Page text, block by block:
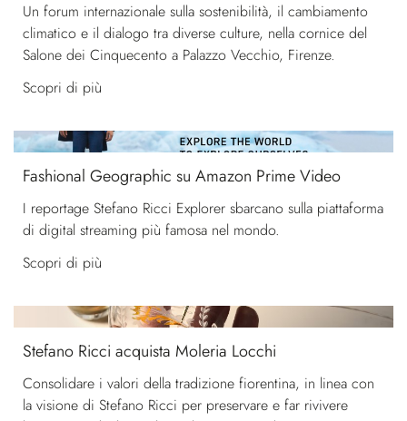
Un forum internazionale sulla sostenibilità, il cambiamento
climatico e il dialogo tra diverse culture, nella cornice del
Salone dei Cinquecento a Palazzo Vecchio, Firenze.
Scopri di più
Fashional Geographic su Amazon Prime Video
I reportage Stefano Ricci Explorer sbarcano sulla piattaforma
di digital streaming più famosa nel mondo.
Scopri di più
Stefano Ricci acquista Moleria Locchi
Consolidare i valori della tradizione fiorentina, in linea con
la visione di Stefano Ricci per preservare e far rivivere